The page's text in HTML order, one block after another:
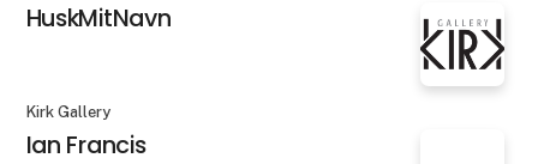
HuskMitNavn
Kirk Gallery
Ian Francis